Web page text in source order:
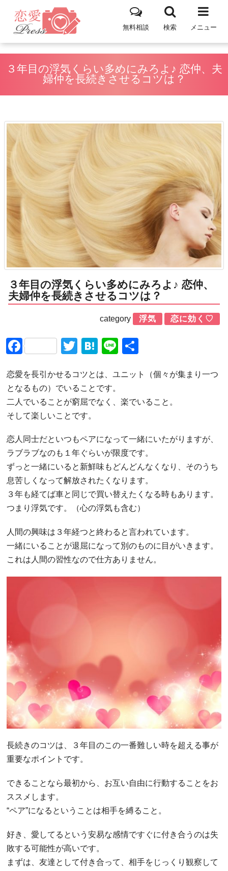
メニュー
検索
無料相談
３年目の浮気くらい多めにみろよ♪ 恋仲、夫
婦仲を長続きさせるコツは？
３年目の浮気くらい多めにみろよ♪ 恋仲、
夫婦仲を長続きさせるコツは？
category 浮気 恋に効く♡
FacebookTwitter
Hatena
Line
恋愛を長引かせるコツとは、ユニット（個々が集まり一つ
となるもの）でいることです。
二人でいることが窮屈でなく、楽でいること。
そして楽しいことです。
恋人同士だといつもペアになって一緒にいたがりますが、
ラブラブなのも１年ぐらいが限度です。
ずっと一緒にいると新鮮味もどんどんなくなり、そのうち
息苦しくなって解放されたくなります。
３年も経てば車と同じで買い替えたくなる時もあります。
つまり浮気です。（心の浮気も含む）
人間の興味は３年経つと終わると言われています。
一緒にいることが退屈になって別のものに目がいきます。
これは人間の習性なので仕方ありません。
長続きのコツは、３年目のこの一番難しい時を超える事が
重要なポイントです。
できることなら最初から、お互い自由に行動することをお
ススメします。
“ペア”になるということは相手を縛ること。
好き、愛してるという安易な感情ですぐに付き合うのは失
敗する可能性が高いです。
まずは、友達として付き合って、相手をじっくり観察して